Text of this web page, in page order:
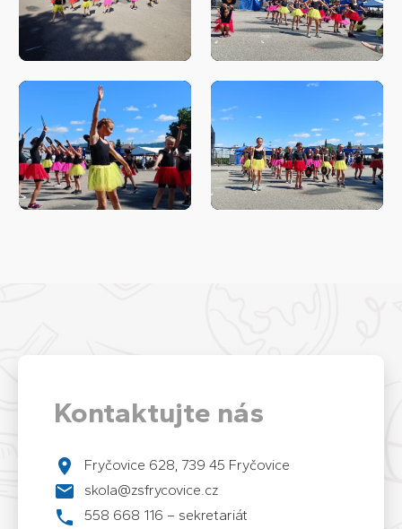
Kontaktujte nás
Fryčovice 628, 739 45 Fryčovice
skola@zsfrycovice.cz
558 668 116 – sekretariát